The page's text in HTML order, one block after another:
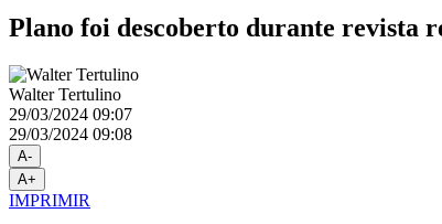
Plano foi descoberto durante revista
Walter Tertulino
29/03/2024 09:07
29/03/2024 09:08
A-
A+
IMPRIMIR